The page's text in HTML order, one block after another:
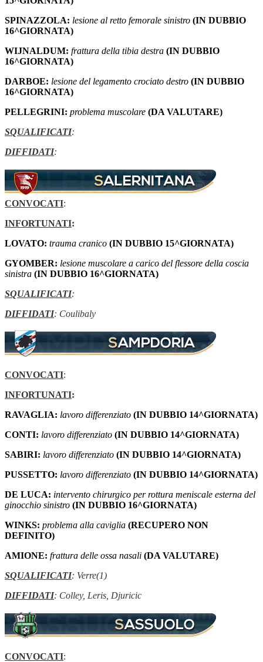
SPINAZZOLA: lesione al retto femorale sinistro (IN DUBBIO
16^GIORNATA)
WIJNALDUM: frattura della tibia destra (IN DUBBIO
16^GIORNATA)
DARBOE: lesione del legamento crociato destro (IN DUBBIO
16^GIORNATA)
PELLEGRINI: problema muscolare (DA VALUTARE)
SQUALIFICATI:
DIFFIDATI:
CONVOCATI:
INFORTUNATI:
LOVATO: trauma cranico (IN DUBBIO 15^GIORNATA)
GYOMBER: lesione muscolare a carico del flessore della coscia
sinistra (IN DUBBIO 16^GIORNATA)
SQUALIFICATI:
DIFFIDATI: Coulibaly
CONVOCATI:
INFORTUNATI:
RAVAGLIA: lavoro differenziato (IN DUBBIO 14^GIORNATA)
CONTI: lavoro differenziato (IN DUBBIO 14^GIORNATA)
SABIRI: lavoro differenziato (IN DUBBIO 14^GIORNATA)
PUSSETTO: lavoro differenziato (IN DUBBIO 14^GIORNATA)
DE LUCA: intervento chirurgico per rottura meniscale esterna del
ginocchio sinistro (IN DUBBIO 16^GIORNATA)
WINKS: problema alla caviglia (RECUPERO NON
DEFINITO)
AMIONE: frattura delle ossa nasali (DA VALUTARE)
SQUALIFICATI: Verre(1)
DIFFIDATI: Colley, Leris, Djuricic
CONVOCATI: